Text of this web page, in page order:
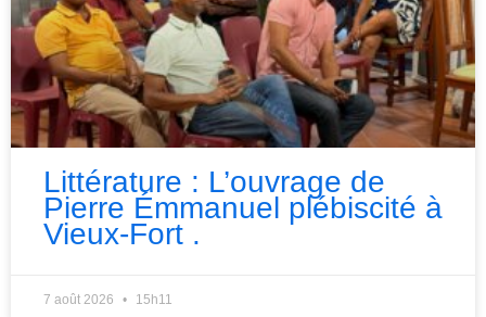
Littérature : L’ouvrage de
Pierre Émmanuel plébiscité à
Vieux-Fort .
7 août 2026 15h11